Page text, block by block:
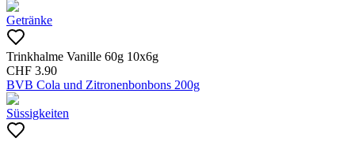
Getränke
Trinkhalme Vanille 60g 10x6g
CHF 3.90
BVB Cola und Zitronenbonbons 200g
Süssigkeiten